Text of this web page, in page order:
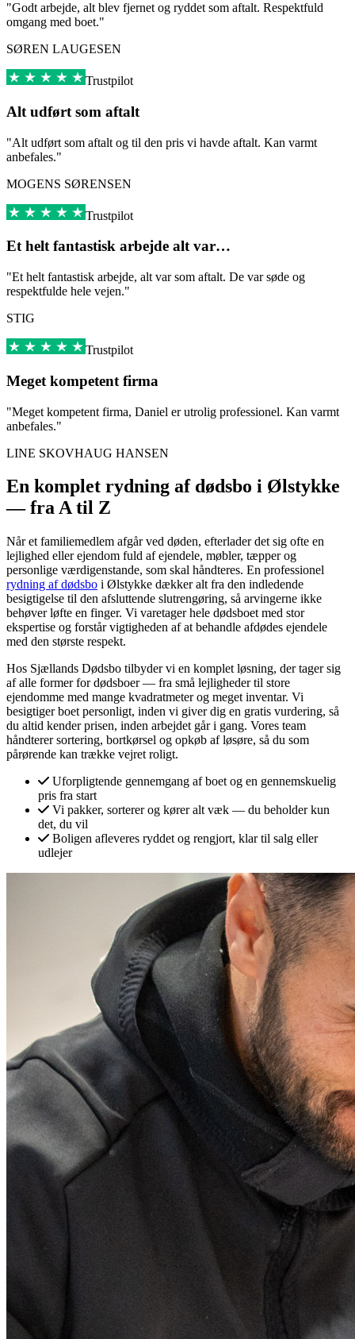
"Godt arbejde, alt blev fjernet og ryddet som aftalt. Respektfuld
omgang med boet."
SØREN LAUGESEN
Trustpilot
Alt udført som aftalt
"Alt udført som aftalt og til den pris vi havde aftalt. Kan varmt
anbefales."
MOGENS SØRENSEN
Trustpilot
Et helt fantastisk arbejde alt var…
"Et helt fantastisk arbejde, alt var som aftalt. De var søde og
respektfulde hele vejen."
STIG
Trustpilot
Meget kompetent firma
"Meget kompetent firma, Daniel er utrolig professionel. Kan varmt
anbefales."
LINE SKOVHAUG HANSEN
En komplet rydning af dødsbo i Ølstykke
— fra A til Z
Når et familiemedlem afgår ved døden, efterlader det sig ofte en
lejlighed eller ejendom fuld af ejendele, møbler, tæpper og
personlige værdigenstande, som skal håndteres. En professionel
rydning af dødsbo i Ølstykke dækker alt fra den indledende
besigtigelse til den afsluttende slutrengøring, så arvingerne ikke
behøver løfte en finger. Vi varetager hele dødsboet med stor
ekspertise og forstår vigtigheden af at behandle afdødes ejendele
med den største respekt.
Hos Sjællands Dødsbo tilbyder vi en komplet løsning, der tager sig
af alle former for dødsboer — fra små lejligheder til store
ejendomme med mange kvadratmeter og meget inventar. Vi
besigtiger boet personligt, inden vi giver dig en gratis vurdering, så
du altid kender prisen, inden arbejdet går i gang. Vores team
håndterer sortering, bortkørsel og opkøb af løsøre, så du som
pårørende kan trække vejret roligt.
Uforpligtende gennemgang af boet og en gennemskuelig
pris fra start
Vi pakker, sorterer og kører alt væk — du beholder kun
det, du vil
Boligen afleveres ryddet og rengjort, klar til salg eller
udlejer